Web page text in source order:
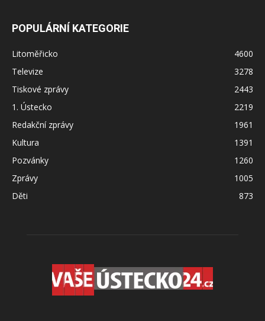
POPULÁRNÍ KATEGORIE
Litoměřicko
4600
Televize
3278
Tiskové zprávy
2443
1. Ústecko
2219
Redakční zprávy
1961
Kultura
1391
Pozvánky
1260
Zprávy
1005
Děti
873